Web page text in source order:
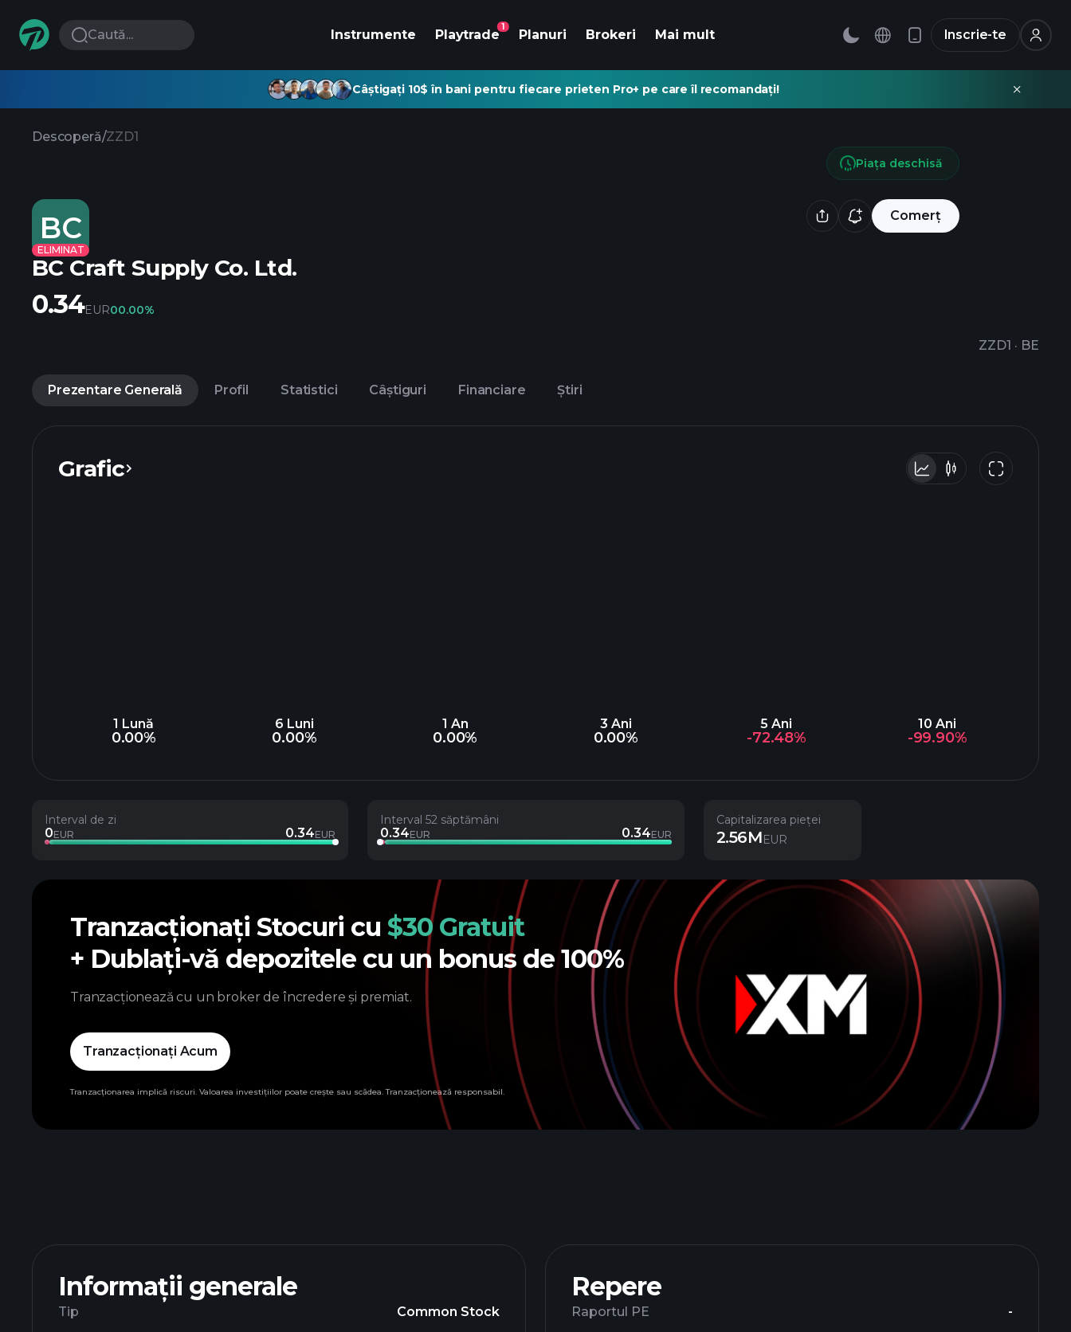
Caută... Instrumente Playtrade
1
Planuri Brokeri Mai mult Inscrie-te
Câștigați 10$ în bani pentru fiecare prieten Pro+ pe care îl recomandați!
Descoperă/ZZD1
BC
ELIMINAT
Comerț
BC Craft Supply Co. Ltd.
ZZD1 · BE
Piața deschisă
0.34EUR00.00%
Prezentare Generală Profil Statistici Câștiguri Financiare Știri
Grafic
1 Lună
0.00%
6 Luni
0.00%
1 An
0.00%
3 Ani
0.00%
5 Ani
-72.48%
10 Ani
-99.90%
Interval de zi
0EUR 0.34EUR
Interval 52 săptămâni
0.34EUR 0.34EUR
Capitalizarea pieței
2.56MEUR
Informații generale
Tip
Common Stock
Repere
Raportul PE
-
Tranzacționați Stocuri cu $30 Gratuit
+ Dublați-vă depozitele cu un bonus de 100%
Tranzacționează cu un broker de încredere și premiat.
Tranzacționați Acum
Tranzacționarea implică riscuri. Valoarea investițiilor poate crește sau scădea. Tranzacționează responsabil.